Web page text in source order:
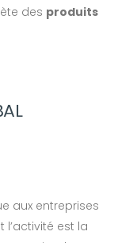
des produits
aux entreprises
l’activité est la